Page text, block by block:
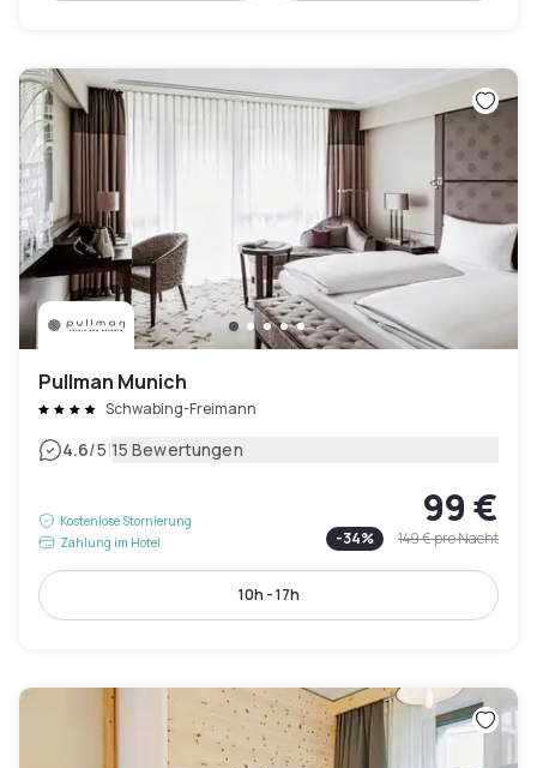
Pullman Munich
Schwabing-Freimann
4.6/5|15 Bewertungen
Kostenlose Stornierung
Zahlung im Hotel
99 €
-34% 149 €pro Nacht
10h - 17h